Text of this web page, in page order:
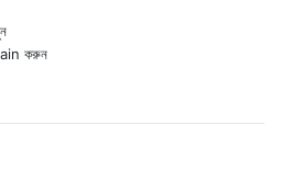
করুন